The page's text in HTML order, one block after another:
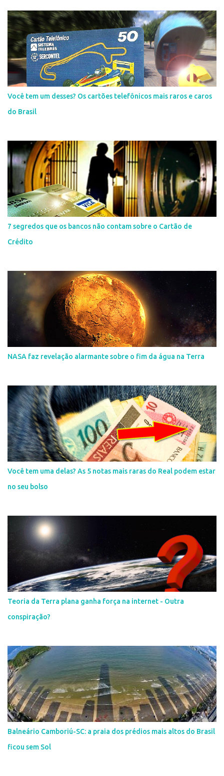
Você tem um desses? Os cartões telefônicos mais raros e caros
do Brasil
7 segredos que os bancos não contam sobre o Cartão de
Crédito
NASA faz revelação alarmante sobre o fim da água na Terra
Você tem uma delas? As 5 notas mais raras do Real podem estar
no seu bolso
Teoria da Terra plana ganha força na internet - Outra
conspiração?
Balneário Camboriú-SC: a praia dos prédios mais altos do Brasil
ficou sem Sol